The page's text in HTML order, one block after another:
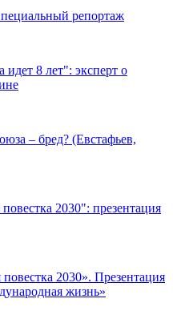
репортаж
8 лет": эксперт о
– бред? (Евстафьев,
2030": презентация
2030». Презентация
жизнь»